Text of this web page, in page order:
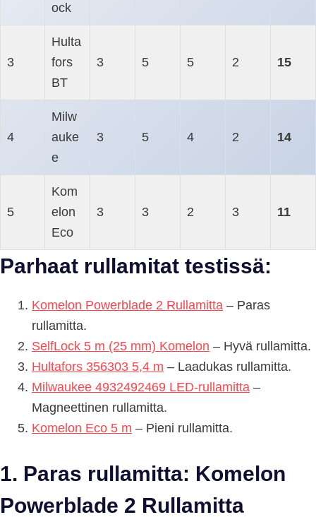
ock
3
Hulta
fors
BT
3 5 5 2 15
4
Milw
auke
e
3 5 4 2 14
5
Kom
elon
Eco
3 3 2 3 11
Parhaat rullamitat testissä:
Komelon Powerblade 2 Rullamitta – Paras
rullamitta.
SelfLock 5 m (25 mm) Komelon – Hyvä rullamitta.
Hultafors 356303 5,4 m – Laadukas rullamitta.
Milwaukee 4932492469 LED-rullamitta –
Magneettinen rullamitta.
Komelon Eco 5 m – Pieni rullamitta.
1. Paras rullamitta: Komelon
Powerblade 2 Rullamitta